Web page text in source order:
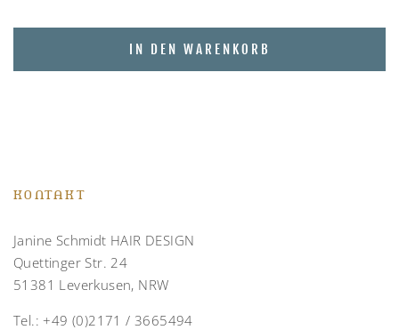
IN DEN WARENKORB
KONTAKT
Janine Schmidt HAIR DESIGN
Quettinger Str. 24
51381 Leverkusen, NRW
Tel.:+49 (0)2171 / 3665494